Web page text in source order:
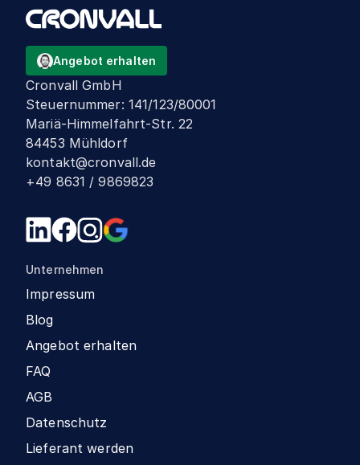
Angebot erhalten
Cronvall GmbH
Steuernummer: 141/123/80001
Mariä-Himmelfahrt-Str. 22
84453 Mühldorf
kontakt@cronvall.de
+49 8631 / 9869823
Unternehmen
Impressum
Blog
Angebot erhalten
FAQ
AGB
Datenschutz
Lieferant werden